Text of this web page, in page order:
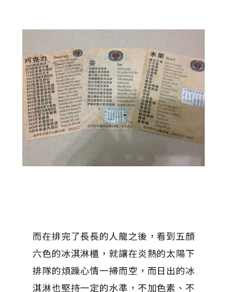
而在排完了長長的人龍之後，看到五顏
六色的冰淇淋櫃，就讓在炎熱的太陽下
排隊的煩躁心情一掃而空，而日出的冰
淇淋也堅持一定的水準，不加色素、不